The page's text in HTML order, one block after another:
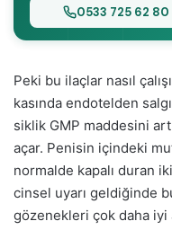
0533 725 62 80
Peki bu ilaçlar nasıl
kasında endotelden
siklik GMP maddesini
açar. Penisin içindeki
normalde kapalı duran
cinsel uyarı geldiğinde
gözenekleri çok daha